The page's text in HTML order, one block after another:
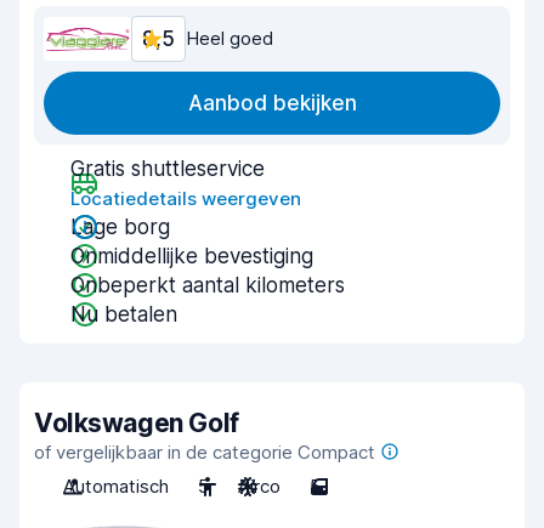
8,5 Heel goed
Aanbod bekijken
Gratis shuttleservice
Locatiedetails weergeven
Lage borg
Onmiddellijke bevestiging
Onbeperkt aantal kilometers
Nu betalen
Volkswagen Golf
of vergelijkbaar in de categorie Compact
Automatisch
5 Airco 5